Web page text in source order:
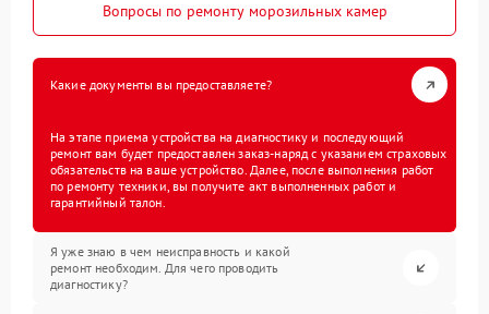
Вопросы по ремонту морозильных камер
Какие документы вы предоставляете?
На этапе приема устройства на диагностику и последующий
ремонт вам будет предоставлен заказ-наряд с указанием страховых
обязательств на ваше устройство. Далее, после выполнения работ
по ремонту техники, вы получите акт выполненных работ и
гарантийный талон.
Я уже знаю в чем неисправность и какой
ремонт необходим. Для чего проводить
диагностику?